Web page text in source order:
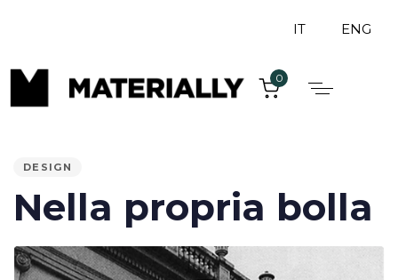
IT ENG
0
DESIGN
Nella propria bolla